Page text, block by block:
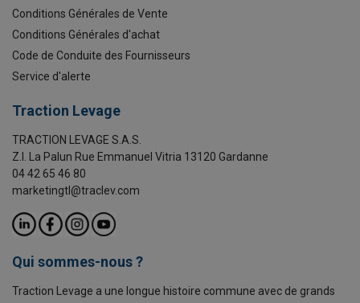
Conditions Générales de Vente
Conditions Générales d'achat
Code de Conduite des Fournisseurs
Service d'alerte
Traction Levage
TRACTION LEVAGE S.A.S.
Z.I. La Palun Rue Emmanuel Vitria 13120 Gardanne
04 42 65 46 80
marketingtl@traclev.com
Qui sommes-nous ?
Traction Levage a une longue histoire commune avec de grands